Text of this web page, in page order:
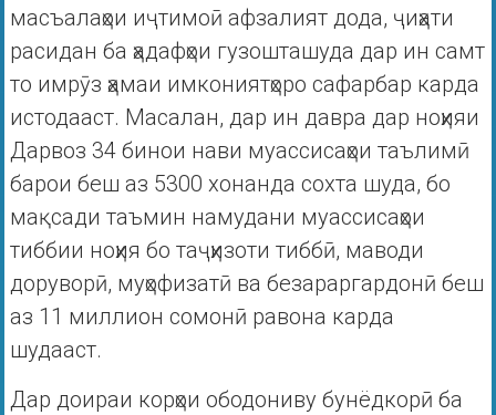
масъалаҳои иҷтимоӣ афзалият дода, ҷиҳати
расидан ба ҳадафҳои гузошташуда дар ин самт
то имрӯз ҳамаи имкониятҳоро сафарбар карда
истодааст. Масалан, дар ин давра дар ноҳияи
Дарвоз 34 бинои нави муассисаҳои таълимӣ
барои беш аз 5300 хонанда сохта шуда, бо
мақсади таъмин намудани муассисаҳои
тиббии ноҳия бо таҷҳизоти тиббӣ, маводи
доруворӣ, муҳофизатӣ ва безараргардонӣ беш
аз 11 миллион сомонӣ равона карда
шудааст.
Дар доираи корҳои ободониву бунёдкорӣ ба